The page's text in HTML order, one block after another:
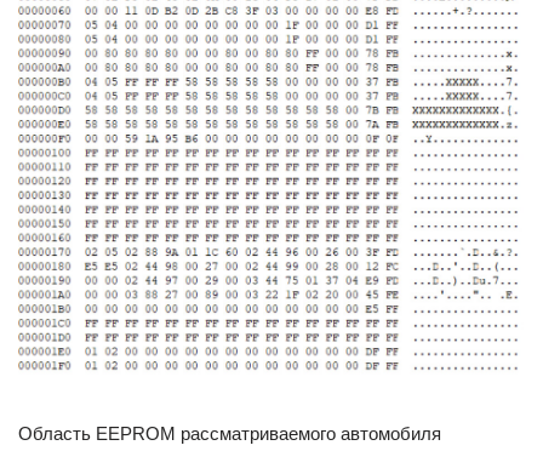
Область EEPROM рассматриваемого автомобиля